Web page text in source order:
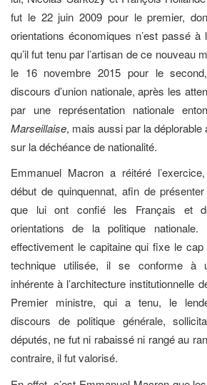
fut le 22 juin 2009 pour le premier,
orientations économiques n’est passé
qu’il fut tenu par l’artisan de ce nouveau
le 16 novembre 2015 pour le
discours d’union nationale, après les
par une représentation nationale
Marseillaise, mais aussi par la
sur la déchéance de nationalité.
Emmanuel Macron a réitéré
début de quinquennat, afin de
que lui ont confié les Français et
orientations de la politique
effectivement le capitaine qui fixe le cap
technique utilisée, il se conforme à
inhérente à l’architecture institutionnelle
Premier ministre, qui a tenu, le
discours de politique générale,
députés, ne fut ni rabaissé ni rangé au
contraire, il fut valorisé.